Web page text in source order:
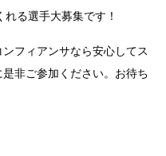
る選手大募集です！
フィアンサなら安心してス
非ご参加ください。お待ち